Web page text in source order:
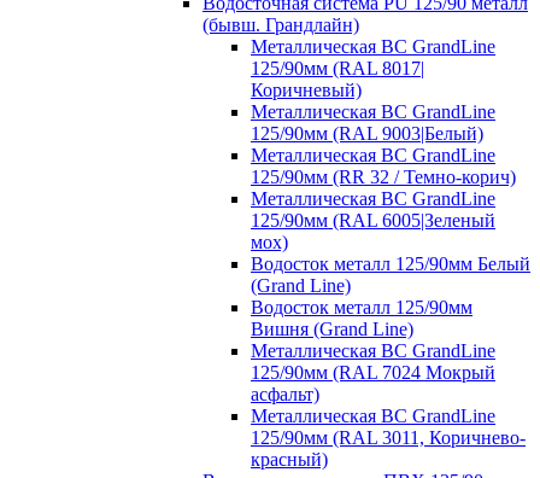
(бывш. Грандлайн)
Металлическая ВС GrandLine
125/90мм (RAL 8017|
Коричневый)
Металлическая ВС GrandLine
125/90мм (RAL 9003|Белый)
Металлическая ВС GrandLine
125/90мм (RR 32 / Темно-корич)
Металлическая ВС GrandLine
125/90мм (RAL 6005|Зеленый
мох)
Водосток металл 125/90мм Белый
(Grand Line)
Водосток металл 125/90мм
Вишня (Grand Line)
Металлическая ВС GrandLine
125/90мм (RAL 7024 Мокрый
асфальт)
Металлическая ВС GrandLine
125/90мм (RAL 3011, Коричнево-
красный)